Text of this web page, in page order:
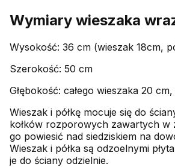
Wymiary wieszaka
Wysokość: 36 cm (wieszak 18cm,
Szerokość: 50 cm
Głębokość: całego wieszaka 20
Wieszak i półkę mocuje się do
kołków rozporowych zawartych w
go powiesić nad siedziskiem na
Wieszak i półka są odzoelnymi
je do ściany odzielnie.